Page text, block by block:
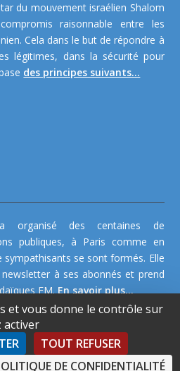
du mouvement israélien Shalom
raisonnable entre les
Cela dans le but de répondre à
légitimes, dans la sécurité pour
des principes suivants...
organisé des centaines de
publiques, à Paris comme en
sympathisants se sont formés. Elle
à ses abonnés et prend
FM.En savoir plus...
et vous donne le contrôle sur
activer
TOUT REFUSER
DE CONFIDENTIALITÉ